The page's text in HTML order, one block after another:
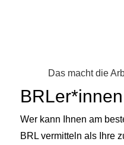
Das macht die
Wer kann Ihnen am
BRL vermitteln als Ihre